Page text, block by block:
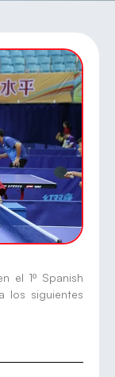
el 1º Spanish
los siguientes